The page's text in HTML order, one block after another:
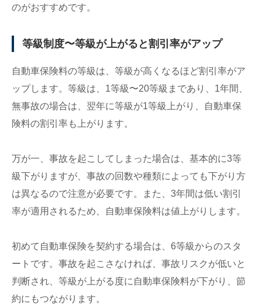
のがおすすめです。
等級制度〜等級が上がると割引率がアップ
自動車保険料の等級は、等級が高くなるほど割引率がア
ップします。等級は、1等級〜20等級まであり、1年間、
無事故の場合は、翌年に等級が1等級上がり、自動車保
険料の割引率も上がります。
万が一、事故を起こしてしまった場合は、基本的に3等
級下がりますが、事故の回数や種類によっても下がり方
は異なるので注意が必要です。また、3年間は低い割引
率が適用されるため、自動車保険料は値上がりします。
初めて自動車保険を契約する場合は、6等級からのスタ
ートです。事故を起こさなければ、事故リスクが低いと
判断され、等級が上がる度に自動車保険料が下がり、節
約にもつながります。